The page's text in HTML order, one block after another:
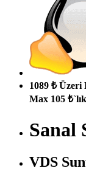
1089 ₺ Üzeri
Max 105
Sanal
VDS